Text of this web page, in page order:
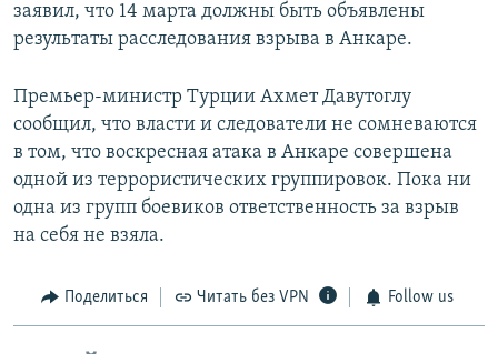
заявил, что 14 марта должны быть объявлены
результаты расследования взрыва в Анкаре.
Премьер-министр Турции Ахмет Давутоглу
сообщил, что власти и следователи не сомневаются
в том, что воскресная атака в Анкаре совершена
одной из террористических группировок. Пока ни
одна из групп боевиков ответственность за взрыв
на себя не взяла.
Поделиться Читать без VPN Follow us